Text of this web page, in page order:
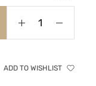
ADD TO WISHLIST